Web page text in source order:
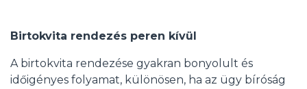
Birtokvita rendezés peren kívül
A birtokvita rendezése gyakran bonyolult és
időigényes folyamat, különösen, ha az ügy bíróság